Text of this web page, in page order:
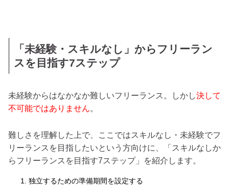
「未経験・スキルなし」からフリーラン
スを目指す7ステップ
未経験からはなかなか難しいフリーランス。しかし決して
不可能ではありません。
難しさを理解した上で、ここではスキルなし・未経験でフ
リーランスを目指したいという方向けに、「スキルなしか
らフリーランスを目指す7ステップ」を紹介します。
独立するための準備期間を設定する